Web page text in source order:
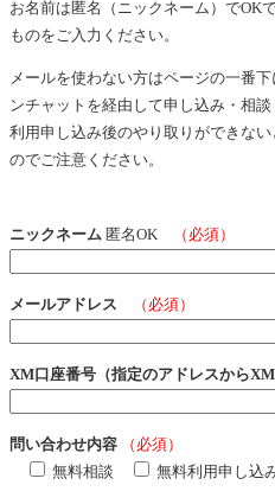
お名前は匿名（ニックネーム）でOK
ものをご入力ください。
メールを使わない方はページの一番
ンチャットを経由して申し込み・相談
利用申し込み後のやり取りができな
のでご注意ください。
ニックネーム 匿名OK （必須）
メールアドレス （必須）
XM口座番号（指定のアドレスからXM
問い合わせ内容
（必須）
無料相談
無料利用申し込